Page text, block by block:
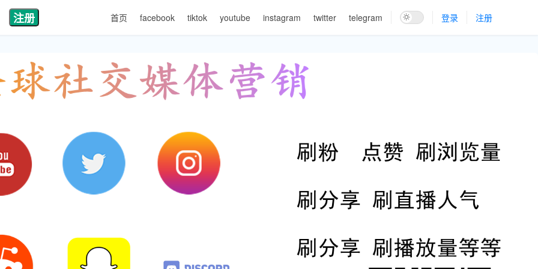
注册 首页 facebook tiktok youtube instagram twitter telegram 登录 注册